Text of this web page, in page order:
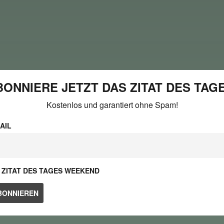
JETZT DAS ZITAT DES
Kostenlos und garantiert ohne Spam!
ZITAT DES TAGES WEEKEND